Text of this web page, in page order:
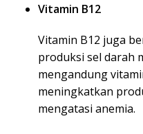
Vitamin B12
Vitamin B12 juga
produksi sel darah
mengandung
meningkatkan
mengatasi anemia.